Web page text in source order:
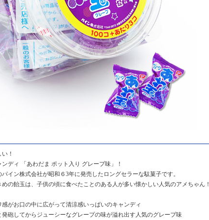
！
ディ 「あわだま ポット入り グレープ味」！
イン株式会社が昭和６3年に発売したロングセラーな駄菓子です。
の飴玉は、子供の頃に食べたことのある人が多い懐かしい人気のアメちゃん！
がお口の中に広がって清涼感いっぱいのキャンディ
発砲してからジューシーなグレープの味が溢れ出す人気のグレープ味